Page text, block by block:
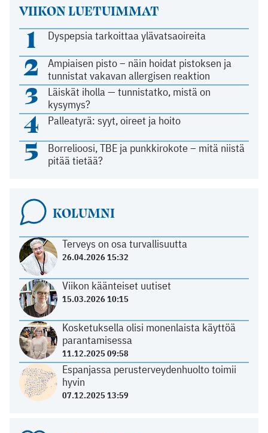
VIIKON LUETUIMMAT
1 Dyspepsia tarkoittaa ylävatsaoireita
2
Ampiaisen pisto – näin hoidat pistoksen ja
tunnistat vakavan allergisen reaktion
3
Läiskät iholla — tunnistatko, mistä on
kysymys?
4 Palleatyrä: syyt, oireet ja hoito
5
Borrelioosi, TBE ja punkkirokote – mitä niistä
pitää tietää?
KOLUMNI
Terveys on osa turvallisuutta
26.04.2026 15:32
Viikon käänteiset uutiset
15.03.2026 10:15
Kosketuksella olisi monenlaista käyttöä
parantamisessa
11.12.2025 09:58
Espanjassa perusterveydenhuolto toimii
hyvin
07.12.2025 13:59